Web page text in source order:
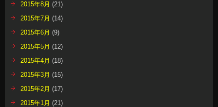
2015年8月 (21)
2015年7月 (14)
2015年6月 (9)
2015年5月 (12)
2015年4月 (18)
2015年3月 (15)
2015年2月 (17)
2015年1月 (21)